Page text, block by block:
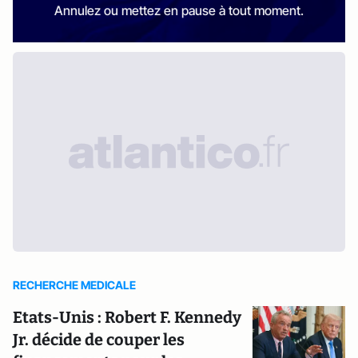
Annulez ou mettez en pause à tout moment.
RECHERCHE MEDICALE
Etats-Unis : Robert F. Kennedy
Jr. décide de couper les